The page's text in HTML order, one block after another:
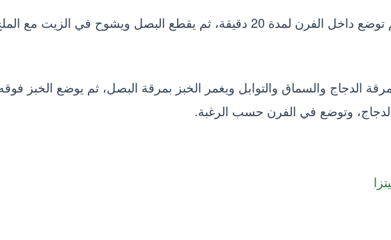
ادهن الدجاج بالتتبيلة بعد السلق ثم توضع داخل الفرن لمدة 20 دقيقة، ثم يقطع البصل ويشوح في الزيت مع
الدجاج والسماق والتوابل ويغمر الخبز بمرقة البصل، ثم يوضع الخبز
وتوضع في الفرن حسب الرغبة.